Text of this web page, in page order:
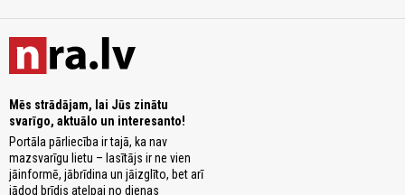
Mēs strādājam, lai Jūs zinātu
svarīgo, aktuālo un interesanto!
Portāla pārliecība ir tajā, ka nav
mazsvarīgu lietu – lasītājs ir ne vien
jāinformē, jābrīdina un jāizglīto, bet arī
jādod brīdis atelpai no dienas